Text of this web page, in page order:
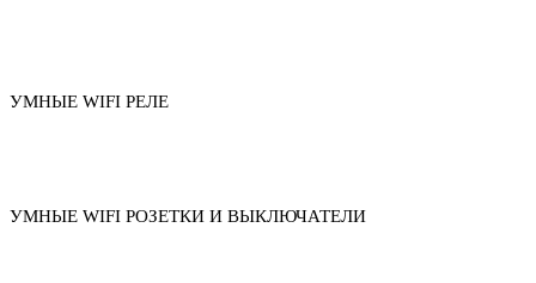
УМНЫЕ WIFI РЕЛЕ
УМНЫЕ WIFI РОЗЕТКИ И ВЫКЛЮЧАТЕЛИ